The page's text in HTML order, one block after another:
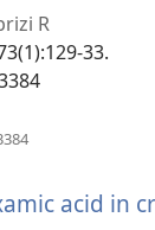
R
33.
окне)acid in